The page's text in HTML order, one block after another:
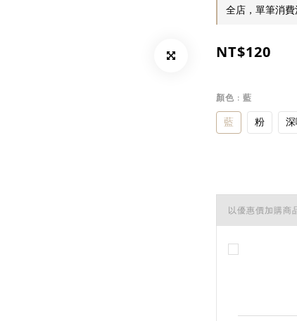
全店，單筆消費
NT$120
顏色 : 藍
藍 粉
以優惠價加購商